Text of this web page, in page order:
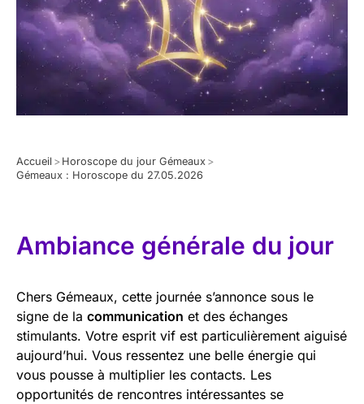
Accueil > Horoscope du jour Gémeaux >
Gémeaux : Horoscope du 27.05.2026
Ambiance générale du jour
Chers Gémeaux, cette journée s’annonce sous le
signe de la communication et des échanges
stimulants. Votre esprit vif est particulièrement aiguisé
aujourd’hui. Vous ressentez une belle énergie qui
vous pousse à multiplier les contacts. Les
opportunités de rencontres intéressantes se